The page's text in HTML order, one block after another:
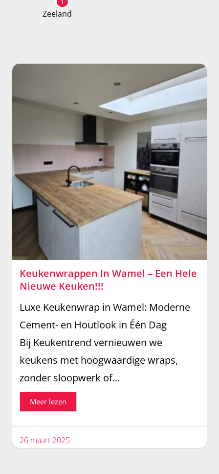
1
Zeeland
Keukenwrappen In Wamel – Een Hele
Nieuwe Keuken!!!
26 maart 2025
Luxe Keukenwrap in Wamel: Moderne
Cement- en Houtlook in Één Dag
Bij Keukentrend vernieuwen we
keukens met hoogwaardige wraps,
zonder sloopwerk of...
Meer lezen